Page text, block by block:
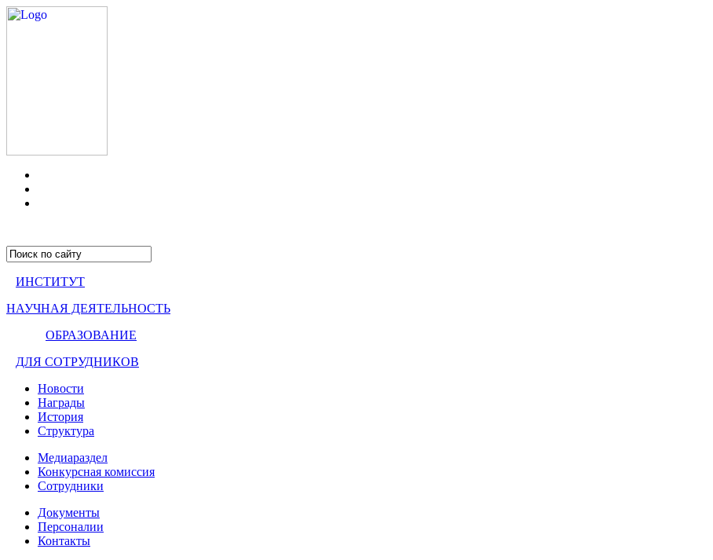
ИНСТИТУТ
НАУЧНАЯ ДЕЯТЕЛЬНОСТЬ
ОБРАЗОВАНИЕ
ДЛЯ СОТРУДНИКОВ
Новости
Награды
История
Структура
Медиараздел
Конкурсная комиссия
Сотрудники
Документы
Персоналии
Контакты